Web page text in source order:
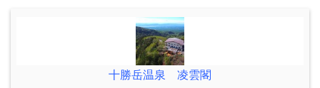
十勝岳温泉 凌雲閣